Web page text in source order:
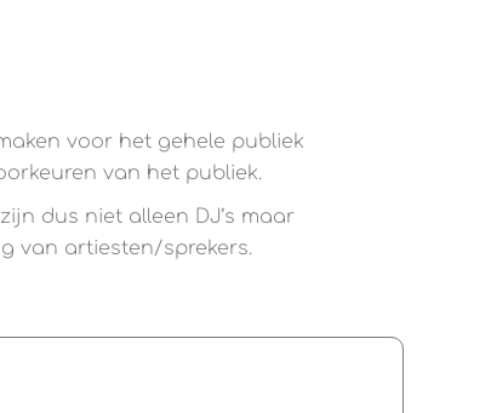
voor het gehele publiek
van het publiek.
dus niet alleen DJ’s maar
van artiesten/sprekers.